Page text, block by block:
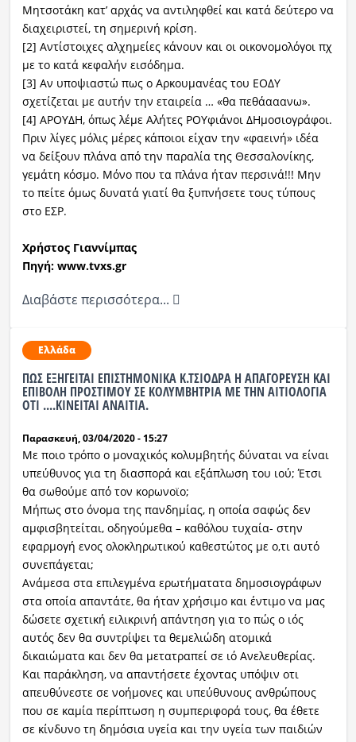
Μητσοτάκη κατ’ αρχάς να αντιληφθεί και κατά δεύτερο να
διαχειριστεί, τη σημερινή κρίση.
[2] Αντίστοιχες αλχημείες κάνουν και οι οικονομολόγοι πχ
με το κατά κεφαλήν εισόδημα.
[3] Αν υποψιαστώ πως ο Αρκουμανέας του ΕΟΔΥ
σχετίζεται με αυτήν την εταιρεία … «θα πεθάααανω».
[4] ΑΡΟΥΔΗ, όπως λέμε Αλήτες ΡΟΥφιάνοι ΔΗμοσιογράφοι.
Πριν λίγες μόλις μέρες κάποιοι είχαν την «φαεινή» ιδέα
να δείξουν πλάνα από την παραλία της Θεσσαλονίκης,
γεμάτη κόσμο. Μόνο που τα πλάνα ήταν περσινά!!! Μην
το πείτε όμως δυνατά γιατί θα ξυπνήσετε τους τύπους
στο ΕΣΡ.
Χρήστος Γιαννίμπας
Πηγή: www.tvxs.gr
Διαβάστε περισσότερα...
Ελλάδα
ΠΩΣ ΕΞΗΓΕΙΤΑΙ ΕΠΙΣΤΗΜΟΝΙΚΑ Κ.ΤΣΙΟΔΡΑ Η ΑΠΑΓΟΡΕΥΣΗ ΚΑΙ
ΕΠΙΒΟΛΗ ΠΡΟΣΤΙΜΟΥ ΣΕ ΚΟΛΥΜΒΗΤΡΙΑ ΜΕ ΤΗΝ ΑΙΤΙΟΛΟΓΙΑ
ΟΤΙ ....ΚΙΝΕΙΤΑΙ ΑΝΑΙΤΙΑ.
Παρασκευή, 03/04/2020 - 15:27
Με ποιο τρόπο ο μοναχικός κολυμβητής δύναται να είναι
υπεύθυνος για τη διασπορά και εξάπλωση του ιού; Έτσι
θα σωθούμε από τον κορωνοϊο;
Μήπως στο όνομα της πανδημίας, η οποία σαφώς δεν
αμφισβητείται, οδηγούμεθα – καθόλου τυχαία- στην
εφαρμογή ενος ολοκληρωτικού καθεστώτος με ο,τι αυτό
συνεπάγεται;
Ανάμεσα στα επιλεγμένα ερωτήματατα δημοσιογράφων
στα οποία απαντάτε, θα ήταν χρήσιμο και έντιμο να μας
δώσετε σχετική ειλικρινή απάντηση για το πώς ο ιός
αυτός δεν θα συντρίψει τα θεμελιώδη ατομικά
δικαιώματα και δεν θα μετατραπεί σε ιό Ανελευθερίας.
Και παράκληση, να απαντήσετε έχοντας υπόψιν οτι
απευθύνεστε σε νοήμονες και υπεύθυνους ανθρώπους
που σε καμία περίπτωση η συμπεριφορά τους, θα έθετε
σε κίνδυνο τη δημόσια υγεία και την υγεία των παιδιών